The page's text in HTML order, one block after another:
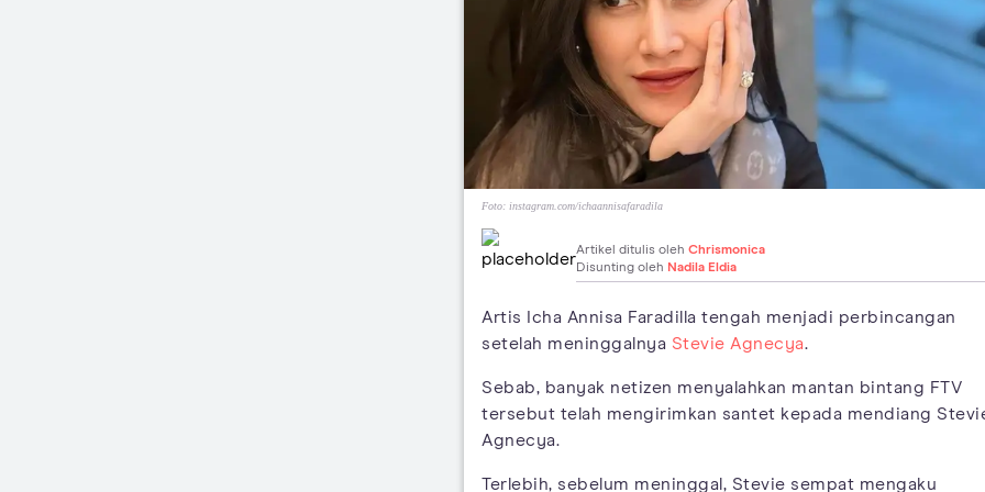
Foto: instagram.com/ichaannisafaradila
Artikel ditulis oleh Chrismonica
Disunting oleh Nadila Eldia
Artis Icha Annisa Faradilla tengah menjadi perbincangan
setelah meninggalnya Stevie Agnecya.
Sebab, banyak netizen menyalahkan mantan bintang FTV
tersebut telah mengirimkan santet kepada mendiang
Agnecya.
Terlebih, sebelum meninggal, Stevie sempat mengaku